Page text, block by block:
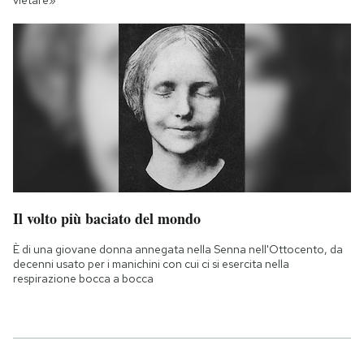
Il volto più baciato del mondo
È di una giovane donna annegata nella Senna nell'Ottocento, da
decenni usato per i manichini con cui ci si esercita nella
respirazione bocca a bocca